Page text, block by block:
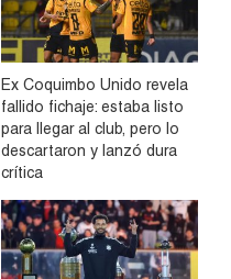
Ex Coquimbo Unido revela
fallido fichaje: estaba listo
para llegar al club, pero lo
descartaron y lanzó dura
crítica